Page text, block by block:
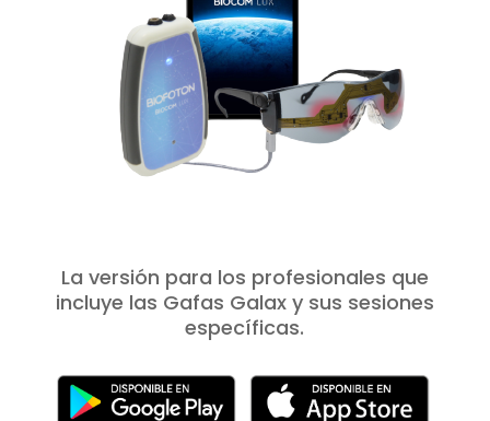
La versión para los profesionales que
incluye las Gafas Galax y sus sesiones
específicas.